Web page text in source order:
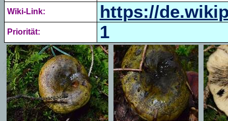
Wiki-Link: https://
Priorität: 1